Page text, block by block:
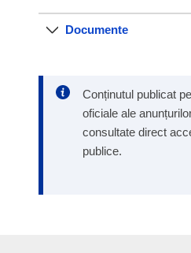
Documente
Conținutul publicat
oficiale ale
consultate direct
publice.